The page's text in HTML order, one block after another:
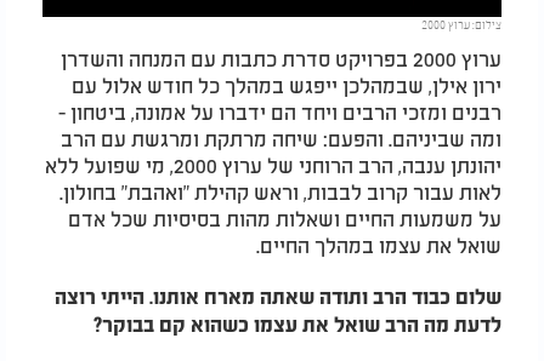
Video
צילום: ערוץ 2000
ערוץ 2000 בפרויקט סדרת כתבות עם המנחה והשדרן
ירון אילן, שבמהלכן ייפגש במהלך כל חודש אלול עם
רבנים ומזכי הרבים ויחד הם ידברו על אמונה, ביטחון -
ומה שביניהם. והפעם: שיחה מרתקת ומרגשת עם הרב
יהונתן ענבה, הרב הרוחני של ערוץ 2000, מי שפועל ללא
לאות עבור קרוב לבבות, וראש קהילת "ואהבת" בחולון.
על משמעות החיים ושאלות מהות בסיסיות שכל אדם
שואל את עצמו במהלך החיים.
שלום כבוד הרב ותודה שאתה מארח אותנו. הייתי רוצה
לדעת מה הרב שואל את עצמו כשהוא קם בבוקר?